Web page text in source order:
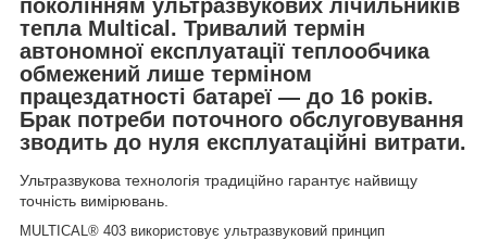
поколінням ультразвукових лічильників
тепла Multical. Тривалий термін
автономної експлуатації теплообчика
обмежений лише терміном
працездатності батареї — до 16 років.
Брак потреби поточного обслуговування
зводить до нуля експлуатаційні витрати.
Ультразвукова технологія традиційно гарантує найвищу
точність вимірювань.
MULTICAL® 403 використовує ультразвуковий принцип